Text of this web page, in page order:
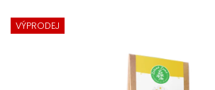
VÝPRODEJ